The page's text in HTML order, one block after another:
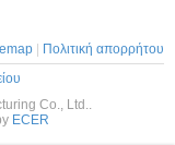
| Πολιτική απορρήτου
Co., Ltd..
ECER